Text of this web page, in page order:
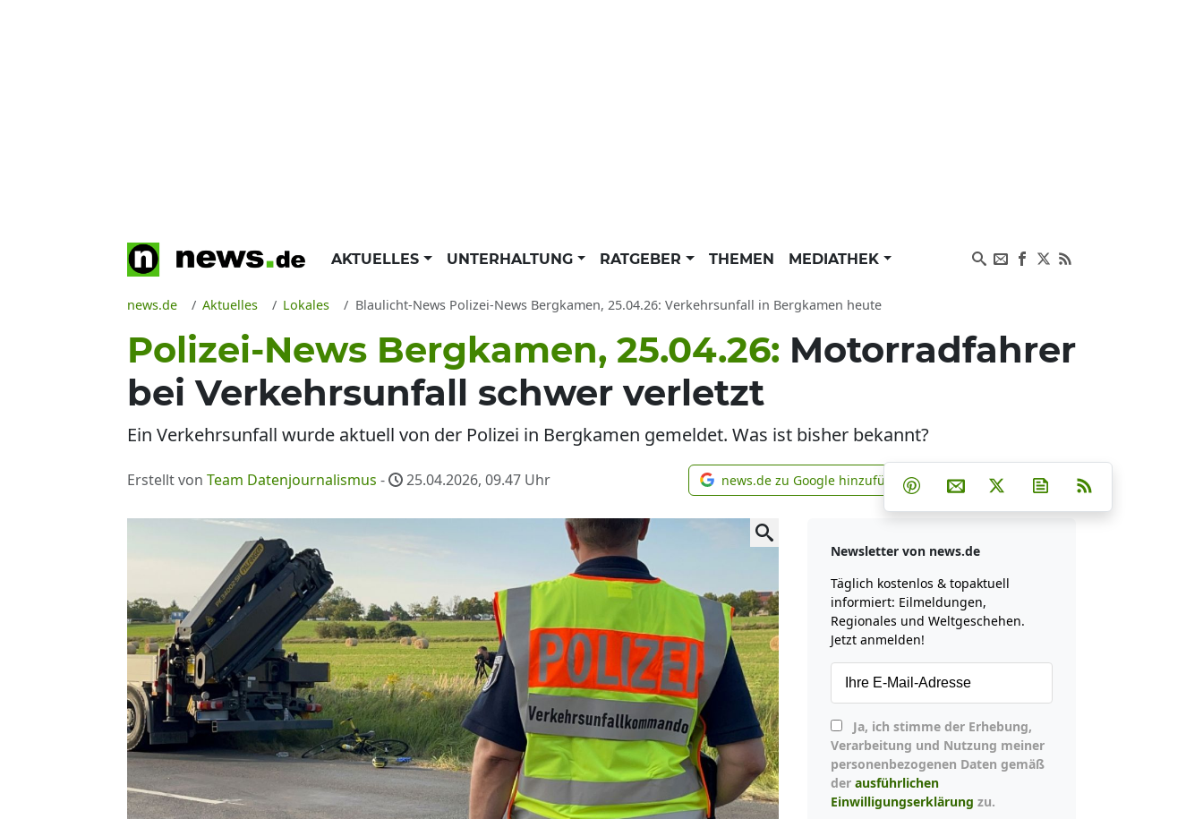
AKTUELLES UNTERHALTUNG RATGEBER THEMEN MEDIATHEK
news.de Aktuelles Lokales Blaulicht-News Polizei-News Bergkamen, 25.04.26: Verkehrsunfall in Bergkamen heute
Polizei-News Bergkamen, 25.04.26: Motorradfahrer
bei Verkehrsunfall schwer verletzt
Ein Verkehrsunfall wurde aktuell von der Polizei in Bergkamen gemeldet. Was ist bisher bekannt?
Erstellt von Team Datenjournalismus - 25.04.2026, 09.47 Uhr news.de zu Google hinzufügen
news.de zu Google hinzufügen Teilen auf Facebook
Teilen auf Whatsapp
Teilen auf Telegram
Teilen auf Pinterest
Per E-Mail teilen
Post auf XNewsletter
Newsletter von news.de
Täglich kostenlos & topaktuell
informiert: Eilmeldungen,
Regionales und Weltgeschehen.
Jetzt anmelden!
Verarbeitung und Nutzung meiner
personenbezogenen Daten gemäß
der ausführlichen
Einwilligungserklärung zu.